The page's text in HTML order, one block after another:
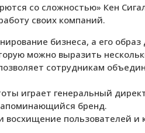
со сложностью» Кен
своих компаний.
бизнеса, а его образ
можно выразить
сотрудникам
играет генеральный
бренд.
пользователей и